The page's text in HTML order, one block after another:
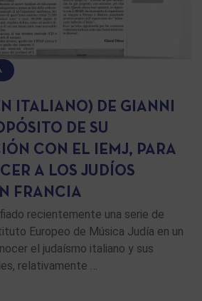
ITALIANO) DE GIANNI
DE SU
CON EL IEMJ, PARA
A LOS JUDÍOS
FRANCIA
recientemente una serie de
Europeo de Música Judía en un
el judaísmo italiano y sus
relativamente …